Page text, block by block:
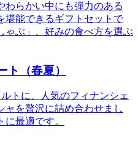
わらかい中にも弾力のある
堪能できるギフトセットで
ゃぶ」、好みの食べ方を選ぶ
ト（春夏）
トに、人気のフィナンシェ
ャを贅沢に詰め合わせまし
最適です。